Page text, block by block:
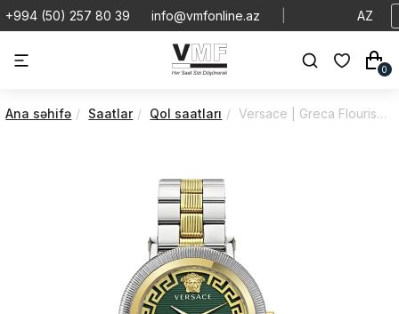
+994 (50) 257 80 39 info@vmfonline.az AZ
0
Ana səhifə Saatlar Qol saatları Versace | Greca Flourish | Quartz | VE7F00523